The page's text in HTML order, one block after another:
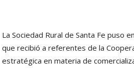
La Sociedad Rural de Santa Fe puso
que recibió a referentes de la
estratégica en materia de